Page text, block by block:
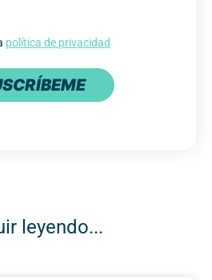
política de privacidad
leyendo...